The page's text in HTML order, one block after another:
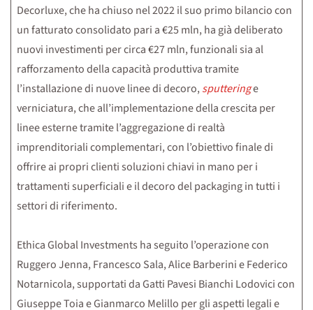
Decorluxe, che ha chiuso nel 2022 il suo primo bilancio con
un fatturato consolidato pari a €25 mln, ha già deliberato
nuovi investimenti per circa €27 mln, funzionali sia al
rafforzamento della capacità produttiva tramite
l’installazione di nuove linee di decoro,sputteringe
verniciatura, che all’implementazione della crescita per
linee esterne tramite l’aggregazione di realtà
imprenditoriali complementari, con l’obiettivo finale di
offrire ai propri clienti soluzioni chiavi in mano per i
trattamenti superficiali e il decoro del packaging in tutti i
settori di riferimento.
Ethica Global Investments ha seguito l’operazione con
Ruggero Jenna, Francesco Sala, Alice Barberini e Federico
Notarnicola, supportati da Gatti Pavesi Bianchi Lodovici con
Giuseppe Toia e Gianmarco Melillo per gli aspetti legali e